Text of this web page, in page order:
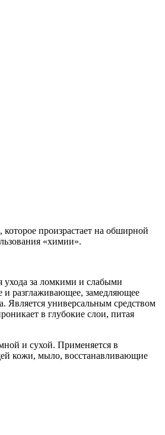
произрастает на обширной
«химии».
ухода за ломкими и слабыми
разглаживающее, замедляющее
Является универсальным средством
в глубокие слои, питая
и сухой. Применяется в
кожи, мыло, восстанавливающие